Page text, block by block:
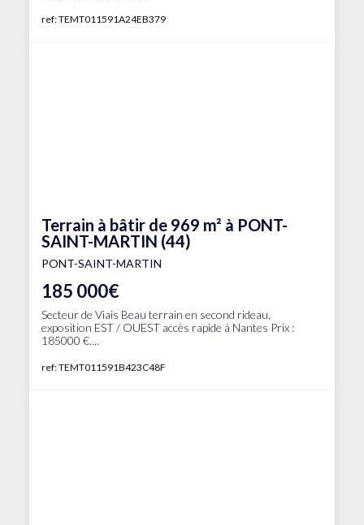
ref: TEMT011591A24EB379
Terrain à bâtir de 969 m² à PONT-
SAINT-MARTIN (44)
PONT-SAINT-MARTIN
185 000€
Secteur de Viais Beau terrain en second rideau,
exposition EST / OUEST accès rapide à Nantes Prix :
185000 €....
ref: TEMT011591B423C48F